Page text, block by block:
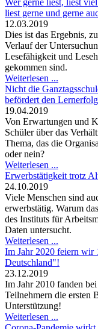
Wer gerne liest, liest
liest gerne und gerne
12.03.2019
Dies ist das Ergebnis,
Verlauf der
Lesefähigkeit und
gekommen sind.
Weiterlesen ...
Nicht die
befördert den Lernerfolg
19.04.2019
Von Erwartungen und
Schüler über das
Thema, das die
oder nein?
Weiterlesen ...
Erwerbstätigkeit trotz
24.10.2019
Viele Menschen sind
erwerbstätig. Warum
des Instituts für
Daten untersucht.
Weiterlesen ...
Im Jahr 2020 feiern wir
Deutschland"!
23.12.2019
Im Jahr 2010 fanden
Teilnehmern die ersten
Unterstützung!
Weiterlesen ...